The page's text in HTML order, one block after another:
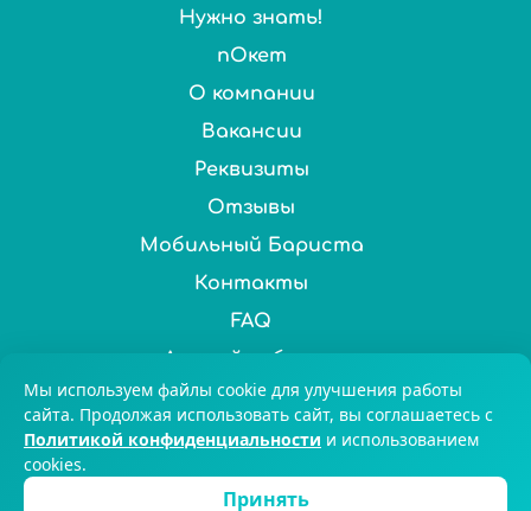
Нужно знать!
пОкет
О компании
Вакансии
Реквизиты
Отзывы
Мобильный Бариста
Контакты
FAQ
Личный кабинет
Нас выбирают более 100 000 ценителей чая и кофе по
всей России. © 2025 Chai&Coffee
8-800-551-59-47
Мы используем файлы cookie для улучшения работы
сайта. Продолжая использовать сайт, вы соглашаетесь с
Политикой конфиденциальности и использованием
cookies.
Принять